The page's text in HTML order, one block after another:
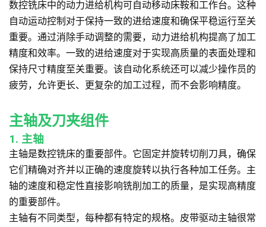
数控铣床中的动力进给机构可自动移动床鞍和工作台。这种
自动运动控制对于保持一致的进给速度和确保平稳运行至关
重要。通过消除手动调整的需要，动力进给机构提高了加工
精度和效率。一致的进给速度对于实现高质量的表面处理和
保持尺寸精度至关重要。该自动化系统还可以减少操作员的
疲劳，允许更长、更复杂的加工过程，而不会影响精度。
主轴及刀夹组件
1. 主轴
主轴是数控铣床的重要部件。它固定并旋转切削刀具，确保
它们精确对齐并以正确的速度旋转以执行各种加工任务。主
轴的速度和稳定性直接影响铣削加工的质量，是实现高精度
的重要部件。
主轴有不同类型，每种都有特定的规格。皮带驱动主轴很常